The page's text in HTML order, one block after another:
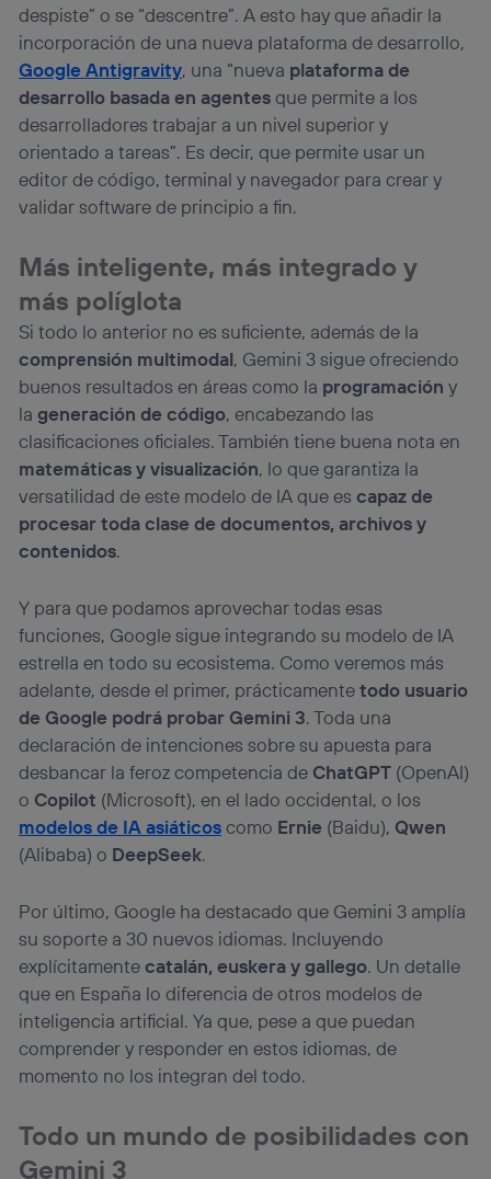
despiste” o se “descentre”. A esto hay que añadir la
incorporación de una nueva plataforma de desarrollo,
Google Antigravity, una “nueva plataforma de
desarrollo basada en agentesque permite a los
desarrolladores trabajar a un nivel superior y
orientado a tareas”. Es decir, que permite usar un
editor de código, terminal y navegador para crear y
validar software de principio a fin.
Más inteligente, más integrado y
más políglota
Si todo lo anterior no es suficiente, además de la
comprensión multimodal, Gemini 3 sigue ofreciendo
buenos resultados en áreas como la programacióny
lageneración de código, encabezando las
clasificaciones oficiales. También tiene buena nota en
matemáticas y visualización, lo que garantiza la
versatilidad de este modelo de IA que escapaz de
procesar toda clase de documentos, archivos y
contenidos.
Y para que podamos aprovechar todas esas
funciones, Google sigue integrando su modelo de IA
estrella en todo su ecosistema. Como veremos más
adelante, desde el primer, prácticamentetodo usuario
de Google podrá probar Gemini 3. Toda una
declaración de intenciones sobre su apuesta para
desbancar la feroz competencia de ChatGPT (OpenAI)
o Copilot (Microsoft), en el lado occidental, o los
modelos de IA asiáticoscomo Ernie (Baidu), Qwen
(Alibaba) o DeepSeek.
Por último, Google ha destacado que Gemini 3 amplía
su soporte a 30 nuevos idiomas. Incluyendo
explícitamentecatalán, euskera y gallego. Un detalle
que en España lo diferencia de otros modelos de
inteligencia artificial. Ya que, pese a que puedan
comprender y responder en estos idiomas, de
momento no los integran del todo.
Todo un mundo de posibilidades con
Gemini 3